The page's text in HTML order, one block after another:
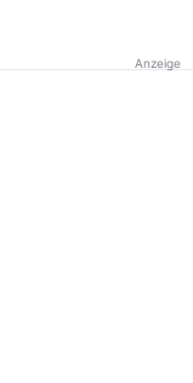
Anzeige